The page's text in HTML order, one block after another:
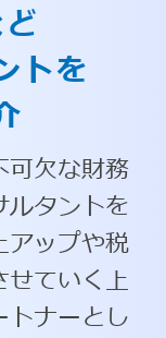
トを
欠な財務
タントを
アップや税
ていく上
トナーとし